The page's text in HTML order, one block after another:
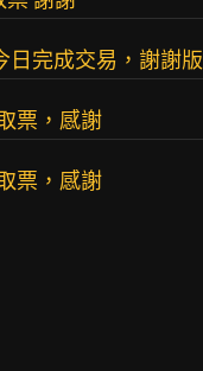
日完成交易，謝謝
票，感謝
票，感謝